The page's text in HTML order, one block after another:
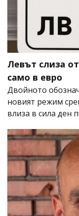
Левът слиза
само в евро
Двойното
новият режим
влиза в сила ден